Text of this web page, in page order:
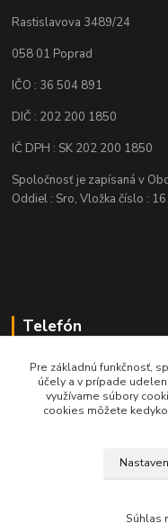
Rastislavova 3489/24
058 01 Poprad
IČO : 36 504 891
DIČ : 202 200 1850
IČ DPH : SK 202 200 1850
Spoločnosť je zapísaná v
Oddiel : Sro, Vložka číslo :
Telefón
+421 905 622 625
obchod@nozeplus.sk
Pre základnú funkčnosť,
účely a v prípade
využívame súbory
cookies môžete
Súhlas